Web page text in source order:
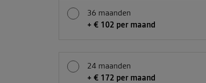
36 maanden
+ € 102 per maand
24 maanden
+ € 172 per maand